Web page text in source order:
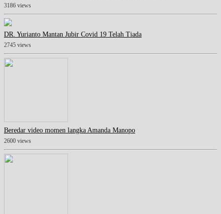
3186 views
DR. Yurianto Mantan Jubir Covid 19 Telah Tiada
2745 views
Beredar video momen langka Amanda Manopo
2600 views